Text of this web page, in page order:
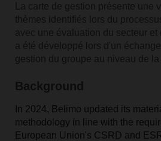
La carte de gestion présente une
thèmes identifiés lors du
avec une évaluation du secteur et
a été développé lors d'un
gestion du groupe au niveau de la
Background
In 2024, Belimo updated its
methodology in line with the
European Union's CSRD and